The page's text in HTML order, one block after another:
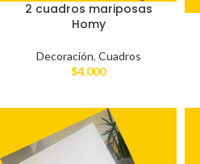
2 cuadros mariposas
Homy
Decoración, Cuadros
$4.000